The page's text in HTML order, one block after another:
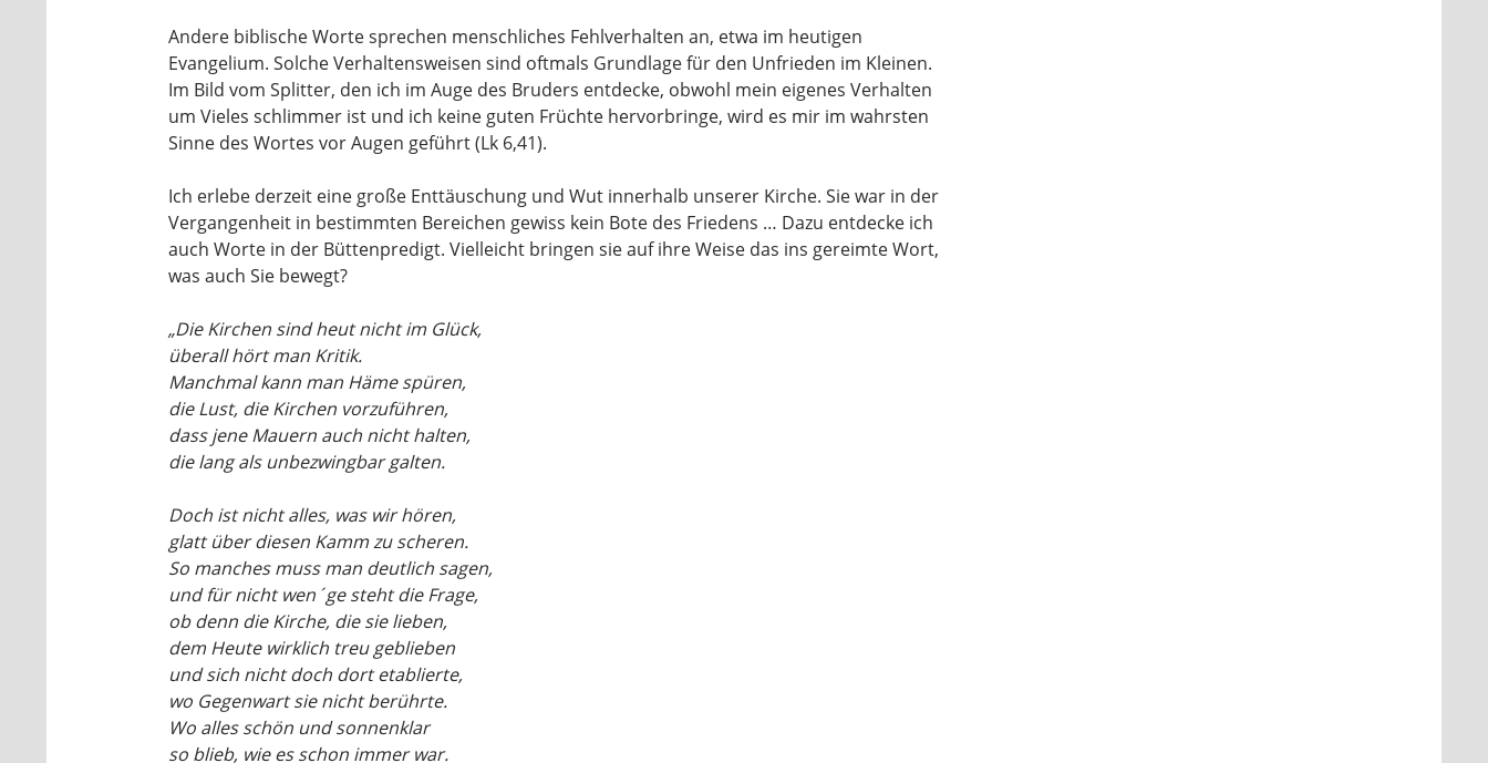
Andere biblische Worte sprechen menschliches Fehlverhalten an, etwa im heutigen
Evangelium. Solche Verhaltensweisen sind oftmals Grundlage für den Unfrieden im Kleinen.
Im Bild vom Splitter, den ich im Auge des Bruders entdecke, obwohl mein eigenes Verhalten
um Vieles schlimmer ist und ich keine guten Früchte hervorbringe, wird es mir im wahrsten
Sinne des Wortes vor Augen geführt (Lk 6,41).
Ich erlebe derzeit eine große Enttäuschung und Wut innerhalb unserer Kirche. Sie war in der
Vergangenheit in bestimmten Bereichen gewiss kein Bote des Friedens … Dazu entdecke ich
auch Worte in der Büttenpredigt. Vielleicht bringen sie auf ihre Weise das ins gereimte Wort,
was auch Sie bewegt?
„Die Kirchen sind heut nicht im Glück,
überall hört man Kritik.
Manchmal kann man Häme spüren,
die Lust, die Kirchen vorzuführen,
dass jene Mauern auch nicht halten,
die lang als unbezwingbar galten.
Doch ist nicht alles, was wir hören,
glatt über diesen Kamm zu scheren.
So manches muss man deutlich sagen,
und für nicht wen´ge steht die Frage,
ob denn die Kirche, die sie lieben,
dem Heute wirklich treu geblieben
und sich nicht doch dort etablierte,
wo Gegenwart sie nicht berührte.
Wo alles schön und sonnenklar
so blieb, wie es schon immer war.